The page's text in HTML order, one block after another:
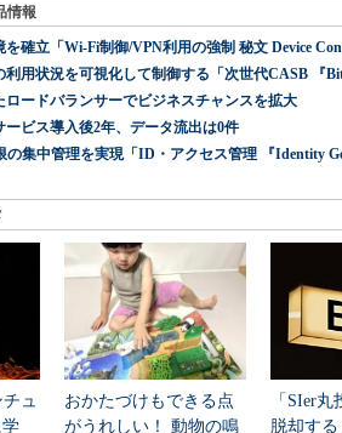
情報
確立「Wi-Fi制御/VPN利用の強制 秘文 Device
用状況を可視化して制御する「次世代CASB 『
ロードバランサーでビジネスチャンスを拡大
ービス導入後2年、データ流出は0件
集中管理を実現「ID・アクセス管理 『Identity
ュ
学
おかたづけもできる点
がうれしい！ 動物の鳴
「SIer
脱却す